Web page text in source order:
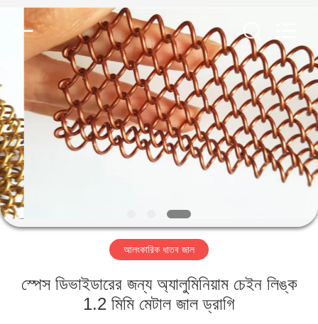
পণ্য
আমাদের
সম্পর্কে
কারখানা
METAL
আলংকারিক ধাতব জাল
স্পেস ডিভাইডারের জন্য অ্যালুমিনিয়াম চেইন লিঙ্ক
1.2 মিমি মেটাল জাল ড্রাগি